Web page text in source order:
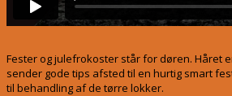
Fester og julefrokoster står for døren. Håret
sender gode tips afsted til en hurtig smart
til behandling af de tørre lokker.